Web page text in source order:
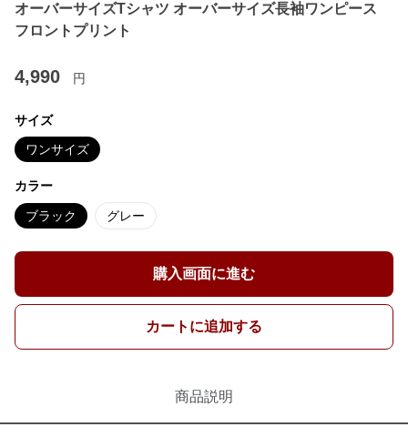
オーバーサイズTシャツ オーバーサイズ長袖ワンピース
フロントプリント
4,990 円
サイズ
ワンサイズ
カラー
ブラック グレー
購入画面に進む
カートに追加する
商品説明